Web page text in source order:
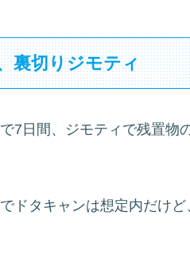
裏切りジモティ
7日間、ジモティで残置物
ドタキャンは想定内だけ